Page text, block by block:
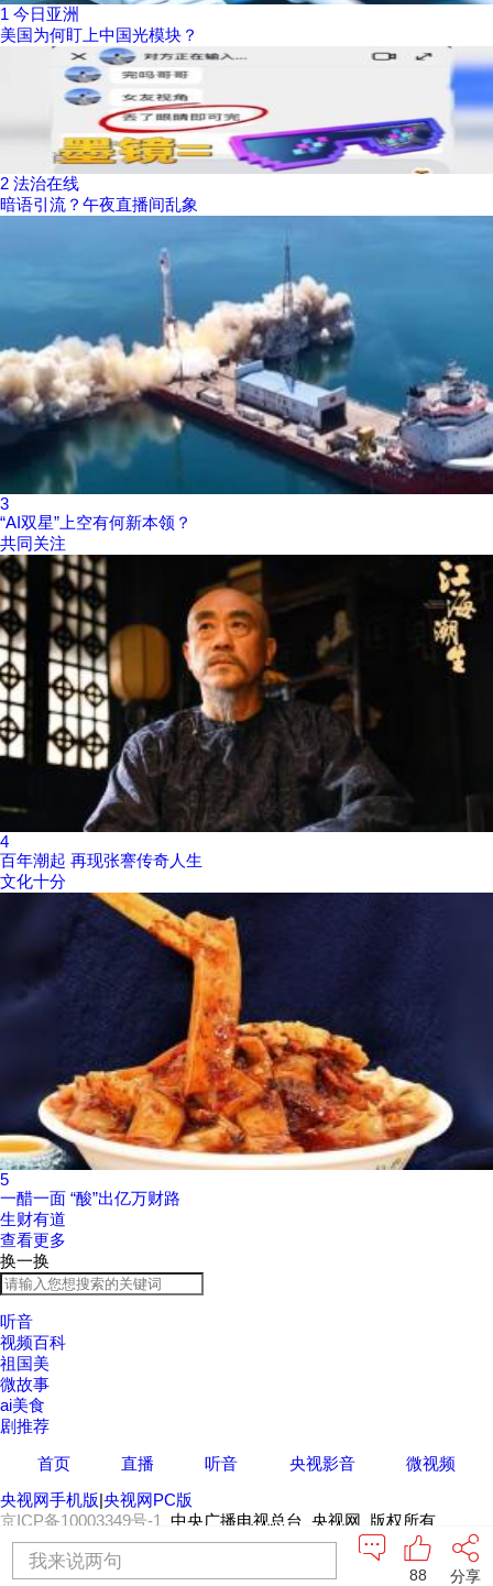
1 今日亚洲
美国为何盯上中国光模块？
2 法治在线
暗语引流？午夜直播间乱象
3
“AI双星”上空有何新本领？
共同关注
4
百年潮起 再现张謇传奇人生
文化十分
5
一醋一面 “酸”出亿万财路
生财有道
查看更多
换一换
听音
视频百科
祖国美
微故事
ai美食
剧推荐
首页
直播 听音 央视影音
微视频
央视网手机版|央视网PC版
京ICP备10003349号-1
中央广播电视总台 央视网 版权所有
我来说两句
分享
88